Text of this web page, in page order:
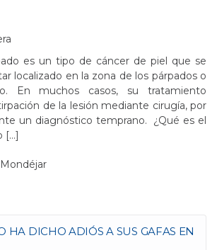
es un tipo de cáncer de piel que se
localizado en la zona de los párpados o
En muchos casos, su tratamiento
de la lesión mediante cirugía, por
un diagnóstico temprano. ¿Qué es el
[…]
HA DICHO ADIÓS A SUS GAFAS EN